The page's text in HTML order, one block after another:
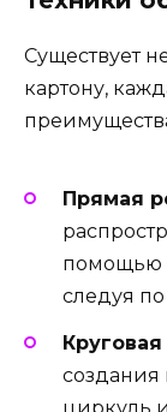
Существует
картону,
Прямая
помощью
следуя
Круговая
создания
циркуль